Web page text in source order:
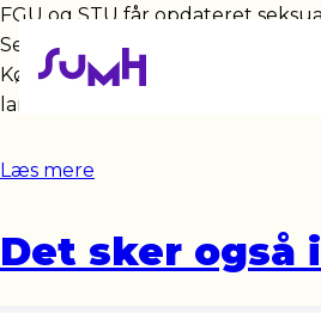
FGU og STU får opdateret
Seksualundervisningen på FGU
Køn, seksualitet og grænser skal
landets STU’er og FGU’er, så de
Læs mere
Det sker også